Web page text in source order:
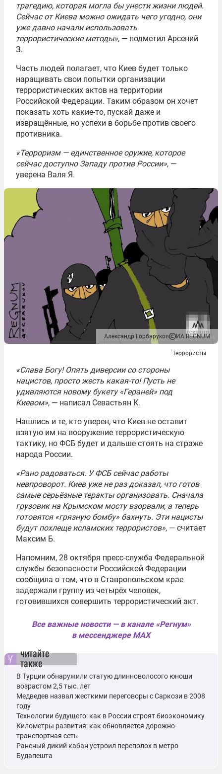
трагедию, которая могла бы унести жизни людей.
Сейчас от Киева можно ожидать чего угодно, они
уже давно начали использовать
террористические методы», — подметил Арсений
З.
Часть людей полагает, что Киев будет только
наращивать свои попытки организации
террористических актов на территории
Российской Федерации. Таким образом он хочет
показать хоть какие-то, пускай даже и
извращённые, но успехи в борьбе против своего
противника.
«Терроризм — единственное оружие, которое
сейчас доступно Западу против России», —
уверена Валя Я.
Александр Горбаруков ИА REGNUM
Террористы
«Слава Богу! Опять диверсии со стороны
нацистов, просто жесть какая-то! Пусть не
удивляются новому букету «Гераней» под
Киевом», — написал Севастьян К.
Нашлись и те, кто уверен, что Киев не оставит
взятую им на вооружение террористическую
тактику, но ФСБ будет и дальше стоять на страже
народа России.
«Рано радоваться. У ФСБ сейчас работы
невпроворот. Киев уже не раз доказал, что готов
самые серьёзные теракты организовать. Сначала
грузовик на Крымском мосту взорвали, а теперь
готовятся «грязную бомбу» бахнуть. Эти нацисты
будут похлеще исламских террористов», — считает
Максим Б.
Напомним, 28 октября пресс-служба Федеральной
службы безопасности Российской Федерации
сообщила о том, что в Ставропольском крае
задержали группу из четырёх человек,
готовившихся совершить террористический акт.
Все важные новости — в канале «Регнум»
в мессенджере MAX
читайте
также
В Турции обнаружили статую длинноволосого юноши
возрастом 2,5 тыс. лет
Медведев назвал жесткими переговоры с Саркози в 2008
году
Технологии будущего: как в России строят биоэкономику
Километры развития: как обновляется дорожно-
транспортная сеть
Раненый дикий кабан устроил переполох в метро
Будапешта